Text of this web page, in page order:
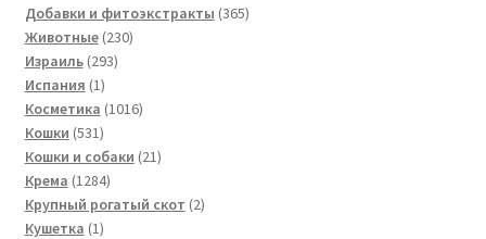
товаров
Добавки и фитоэкстракты 365365
Животные 230230
Израиль 293293
Испания 11
товар
Косметика 10161016
Кошки 531531
товар
Кошки и собаки 2121
Крема 12841284
товара
Крупный рогатый скот 22
Кушетка 11